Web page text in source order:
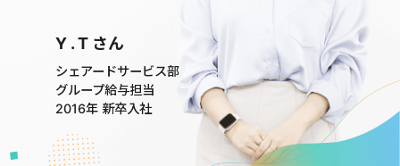
Y . T さん
シェアードサービス部
グループ給与担当
2016年 新卒入社